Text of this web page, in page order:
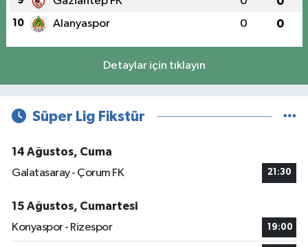
10 Alanyaspor 0 0
Detaylar için tıklayın
Süper Lig Fikstür
14 Ağustos, Cuma
Galatasaray - Çorum FK
21:30
15 Ağustos, Cumartesi
Konyaspor - Rizespor
19:00